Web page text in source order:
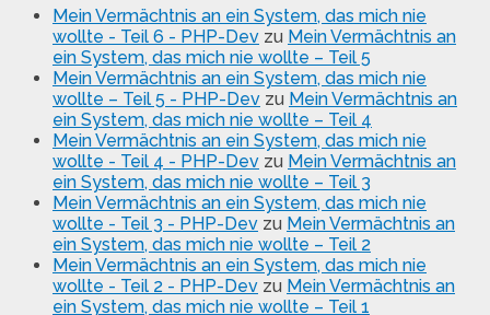
Mein Vermächtnis an ein System, das mich nie
wollte - Teil 6 - PHP-Dev zu Mein Vermächtnis an
ein System, das mich nie wollte – Teil 5
Mein Vermächtnis an ein System, das mich nie
wollte – Teil 5 - PHP-Dev zu Mein Vermächtnis an
ein System, das mich nie wollte – Teil 4
Mein Vermächtnis an ein System, das mich nie
wollte - Teil 4 - PHP-Dev zu Mein Vermächtnis an
ein System, das mich nie wollte – Teil 3
Mein Vermächtnis an ein System, das mich nie
wollte - Teil 3 - PHP-Dev zu Mein Vermächtnis an
ein System, das mich nie wollte – Teil 2
Mein Vermächtnis an ein System, das mich nie
wollte - Teil 2 - PHP-Dev zu Mein Vermächtnis an
ein System, das mich nie wollte – Teil 1